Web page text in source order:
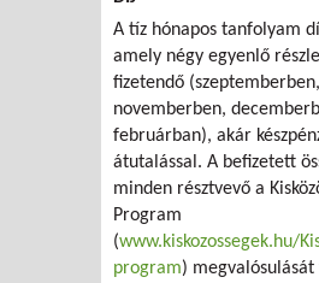
A tíz hónapos tanfolyam
amely négy egyenlő
fizetendő (szeptemberben,
novemberben,
februárban), akár
átutalással. A befizetett
minden résztvevő a
Program
(www.kiskozossegek.hu/
program)